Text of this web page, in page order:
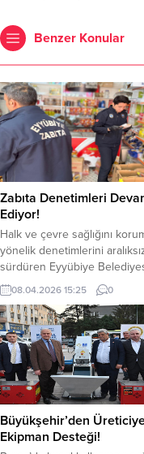
Benzer Konular
Zabıta Denetimleri
Ediyor!
Halk ve çevre sağlığını
yönelik denetimlerini
sürdüren Eyyübiye
Zabıta Müdürlüğü ekipleri,
üretim ve satış noktalarında
yaptıkları kontrollerde son
tarihi geçmiş ürünlere imha
edilmek üzere el koydu.
hakkında yasal işlem yapılan
denetimlerin, aralıksız devam
edeceği belirtildi. Bakkal,
fırın, kasap, şarküteri,
kantini gibi...
08.04.2026 15:25 0
Büyükşehir’den
Ekipman Desteği!